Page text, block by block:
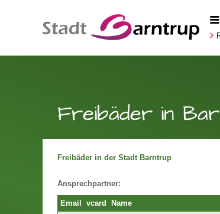
Freibäder in
Freibäder in der Stadt Barntrup
Ansprechpartner:
Email vcard Name